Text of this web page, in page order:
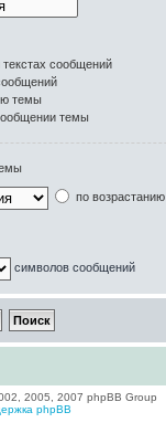
сообщений
темы
темы
по возрастанию
символов сообщений
2005, 2007 phpBB Group
phpBB